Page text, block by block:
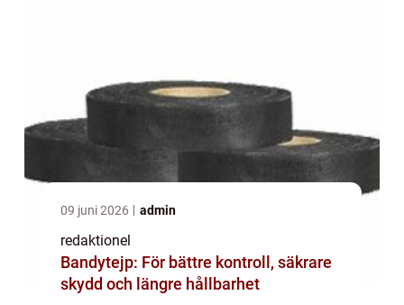
09 juni 2026 admin
redaktionel
Bandytejp: För bättre kontroll, säkrare
skydd och längre hållbarhet